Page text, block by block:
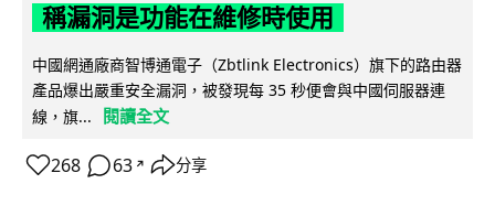
稱漏洞是功能在維修時使用
中國網通廠商智博通電子（Zbtlink Electronics）旗下的路由器
產品爆出嚴重安全漏洞，被發現每 35 秒便會與中國伺服器連
線，旗...
閱讀全文
268 63 ↗ 分享